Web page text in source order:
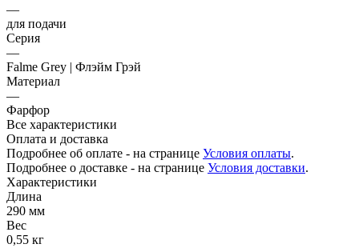
—
для подачи
Серия
—
Falme Grey | Флэйм Грэй
Материал
—
Фарфор
Все характеристики
Оплата и доставка
Подробнее об оплате - на странице Условия оплаты.
Подробнее о доставке - на странице Условия доставки.
Характеристики
Длина
290 мм
Вес
0,55 кг